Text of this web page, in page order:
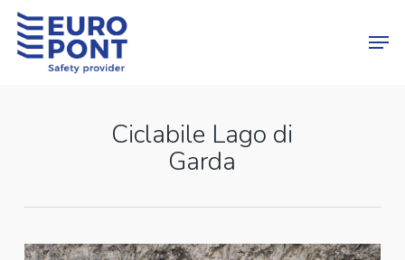
Skip
Ciclabile Lago di
Garda